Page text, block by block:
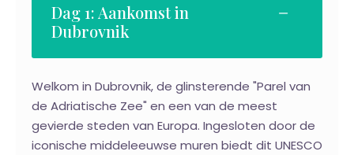
Dag 1: Aankomst in
Dubrovnik
Welkom in Dubrovnik, de glinsterende "Parel van
de Adriatische Zee" en een van de meest
gevierde steden van Europa. Ingesloten door de
iconische middeleeuwse muren biedt dit UNESCO